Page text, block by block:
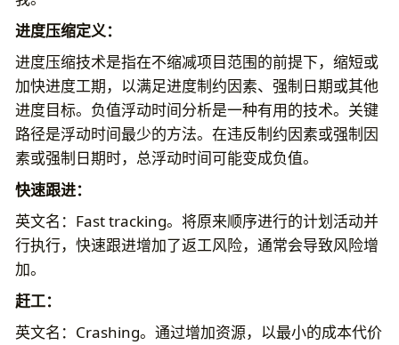
进度压缩定义：
进度压缩技术是指在不缩减项目范围的前提下，缩短或
加快进度工期，以满足进度制约因素、强制日期或其他
进度目标。负值浮动时间分析是一种有用的技术。关键
路径是浮动时间最少的方法。在违反制约因素或强制因
素或强制日期时，总浮动时间可能变成负值。
快速跟进：
英文名：Fast tracking。将原来顺序进行的计划活动并
行执行，快速跟进增加了返工风险，通常会导致风险增
加。
赶工：
英文名：Crashing。通过增加资源，以最小的成本代价